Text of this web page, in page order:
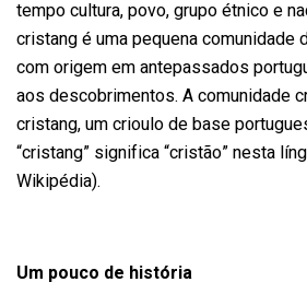
tempo cultura, povo, grupo étnico e
cristang é uma pequena comunidade
com origem em antepassados
aos descobrimentos. A comunidade
cristang, um crioulo de base
“cristang” significa “cristão” nesta
Wikipédia).
Um pouco de história